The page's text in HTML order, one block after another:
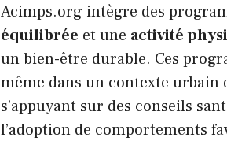
Acimps.org intègre des
équilibrée et une activité
un bien-être durable. Ces
même dans un contexte urbain
s’appuyant sur des conseils
l’adoption de comportements